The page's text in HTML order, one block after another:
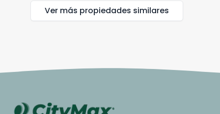
Ver más propiedades similares